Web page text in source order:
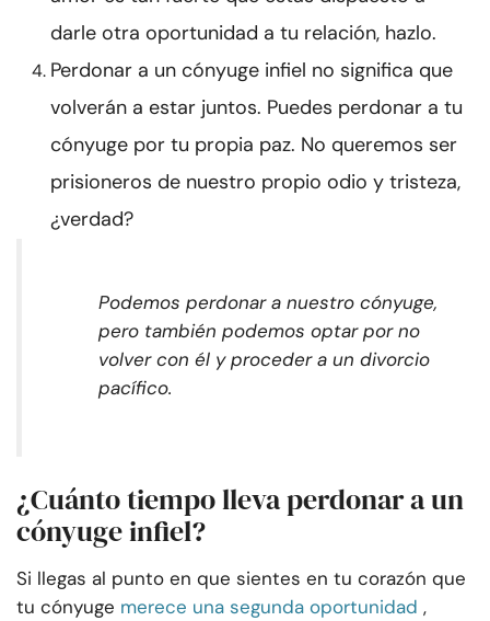
darle otra oportunidad a tu relación, hazlo.
Perdonar a un cónyuge infiel no significa que
volverán a estar juntos. Puedes perdonar a tu
cónyuge por tu propia paz. No queremos ser
prisioneros de nuestro propio odio y tristeza,
¿verdad?
Podemos perdonar a nuestro cónyuge,
pero también podemos optar por no
volver con él y proceder a un divorcio
pacífico.
¿Cuánto tiempo lleva perdonar a un
cónyuge infiel?
Si llegas al punto en que sientes en tu corazón que
tu cónyuge merece una segunda oportunidad ,